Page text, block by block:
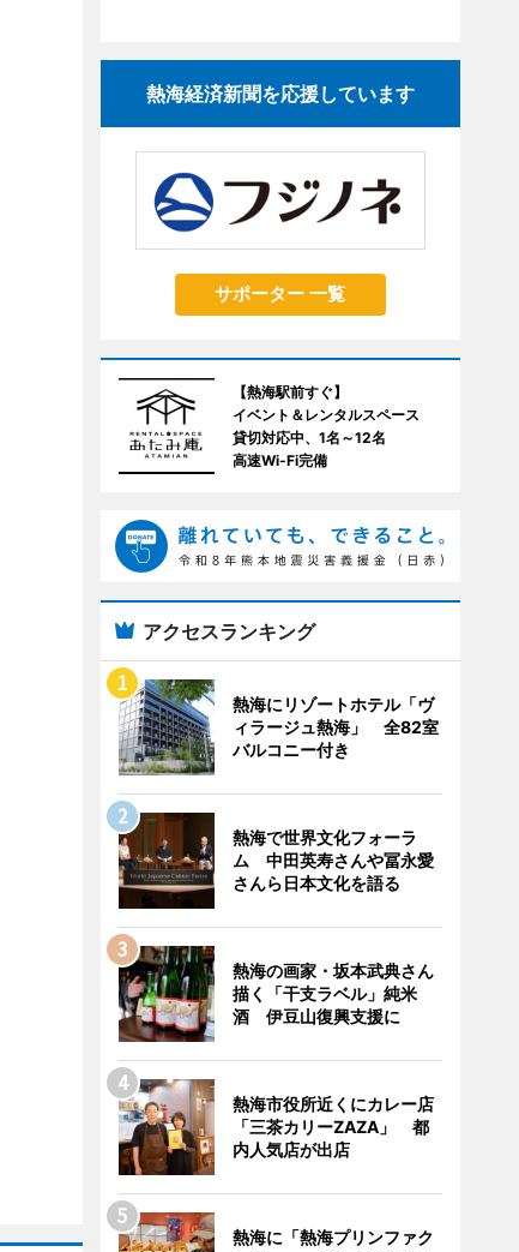
熱海経済新聞を応援しています
サポーター 一覧
【熱海駅前すぐ】
イベント＆レンタルスペース
貸切対応中、1名～12名
高速Wi-Fi完備
アクセスランキング
熱海にリゾートホテル「ヴ
ィラージュ熱海」 全82室
バルコニー付き
熱海で世界文化フォーラ
ム 中田英寿さんや冨永愛
さんら日本文化を語る
熱海の画家・坂本武典さん
描く「干支ラベル」純米
酒 伊豆山復興支援に
熱海市役所近くにカレー店
「三茶カリーZAZA」 都
内人気店が出店
熱海に「熱海プリンファク